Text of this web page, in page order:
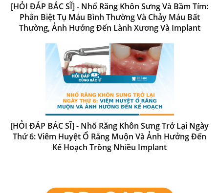
[HỎI ĐÁP BÁC SĨ] - Nhổ Răng Khôn Sưng Và Bầm Tím:
Phân Biệt Tụ Máu Bình Thường Và Chảy Máu Bất
Thường, Ảnh Hưởng Đến Lành Xương Và Implant
[HỎI ĐÁP BÁC SĨ] - Nhổ Răng Khôn Sưng Trở Lại Ngày
Thứ 6: Viêm Huyệt Ổ Răng Muộn Và Ảnh Hưởng Đến
Kế Hoạch Trồng Nhiều Implant